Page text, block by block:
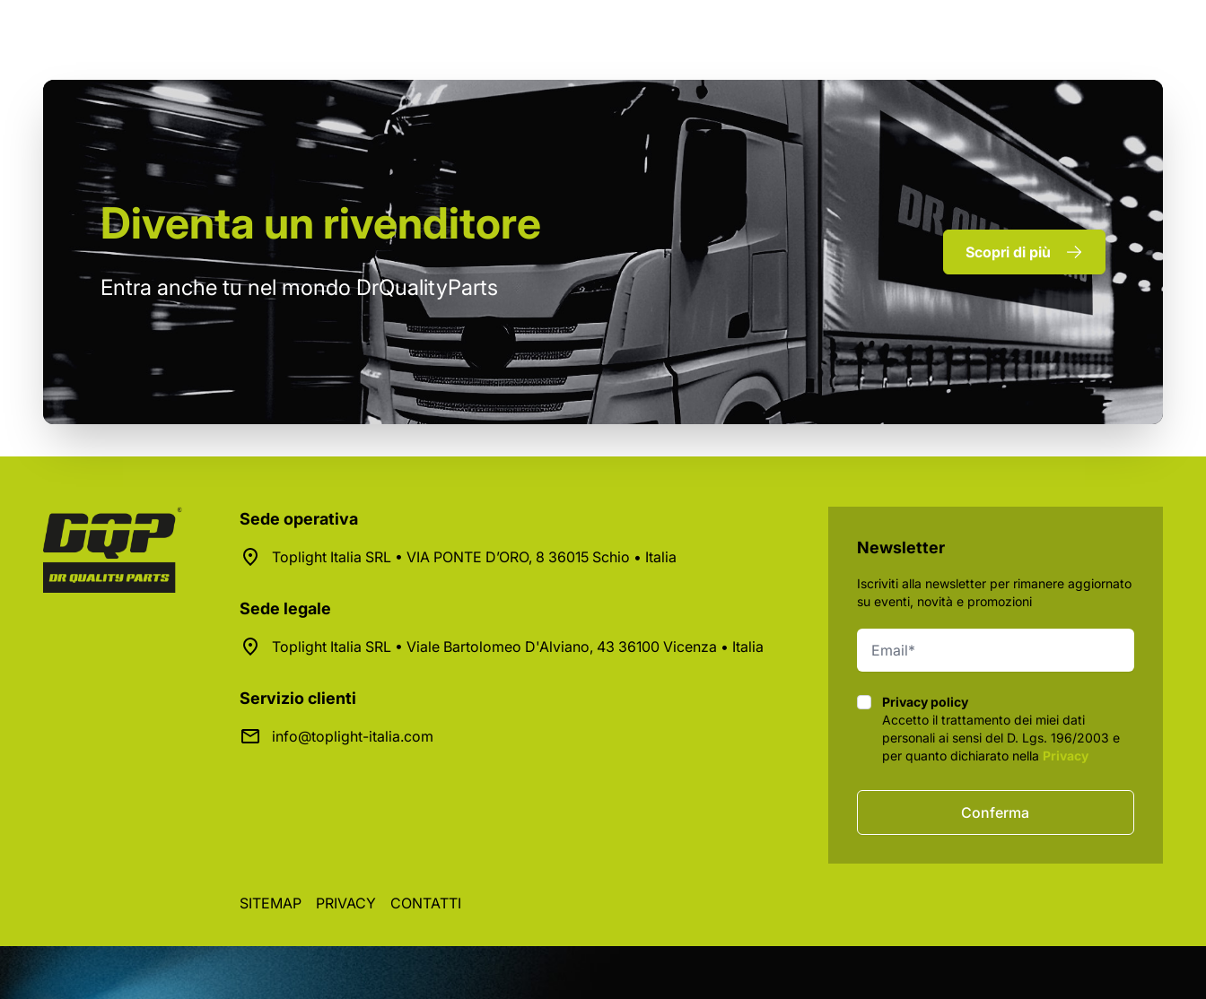
Diventa un rivenditore
Entra anche tu nel mondo DrQualityParts
Scopri di più
Sede operativa
Toplight Italia SRL • VIA PONTE D’ORO, 8 36015 Schio • Italia
Sede legale
Toplight Italia SRL • Viale Bartolomeo D'Alviano, 43 36100 Vicenza • Italia
Servizio clienti
info@toplight-italia.com
Newsletter
Iscriviti alla newsletter per rimanere aggiornato
su eventi, novità e promozioni
Privacy policy
Privacy policy
Accetto il trattamento dei miei dati
personali ai sensi del D. Lgs. 196/2003 e
per quanto dichiarato nella Privacy
Conferma
SITEMAP PRIVACY CONTATTI